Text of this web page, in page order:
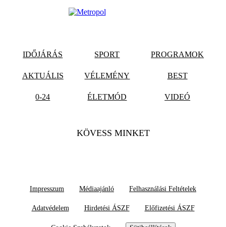
IDŐJÁRÁS SPORT PROGRAMOK
AKTUÁLIS VÉLEMÉNY BEST
0-24 ÉLETMÓD VIDEÓ
KÖVESS MINKET
Impresszum Médiaajánló Felhasználási Feltételek
Adatvédelem Hirdetési ÁSZF Előfizetési ÁSZF